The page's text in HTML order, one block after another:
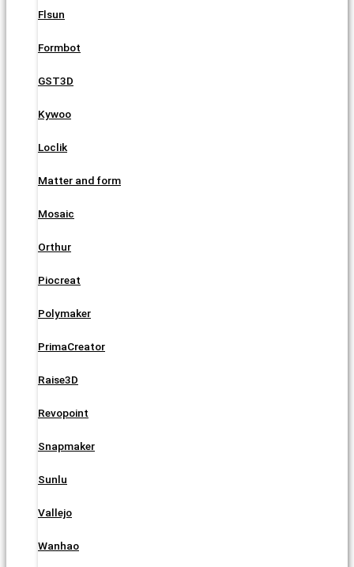
Flsun
Formbot
GST3D
Kywoo
Loclik
Matter and form
Mosaic
Orthur
Piocreat
Polymaker
PrimaCreator
Raise3D
Revopoint
Snapmaker
Sunlu
Vallejo
Wanhao